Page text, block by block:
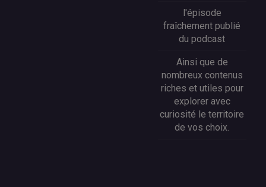
l'épisode
fraîchement publié
du podcast
Ainsi que de
nombreux contenus
riches et utiles pour
explorer avec
curiosité le territoire
de vos choix.